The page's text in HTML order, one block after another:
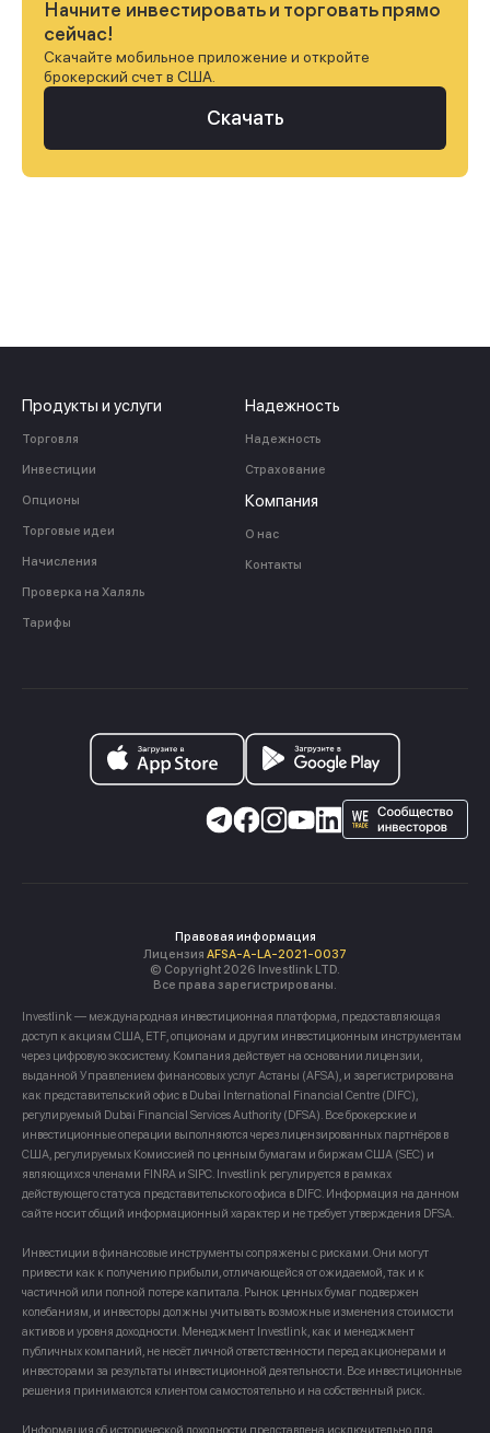
Начните инвестировать и торговать прямо
сейчас!
Скачайте мобильное приложение и откройте
брокерский счет в США.
Скачать
Продукты и услуги
Торговля
Инвестиции
Опционы
Торговые идеи
Начисления
Проверка на Халяль
Тарифы
Надежность
Надежность
Страхование
Компания
О нас
Контакты
Правовая информация
Лицензия AFSA-A-LA-2021-0037
© Copyright 2026 Investlink LTD.
Все права зарегистрированы.
Investlink — международная инвестиционная платформа, предоставляющая
доступ к акциям США, ETF, опционам и другим инвестиционным инструментам
через цифровую экосистему. Компания действует на основании лицензии,
выданной Управлением финансовых услуг Астаны (AFSA), и зарегистрирована
как представительский офис в Dubai International Financial Centre (DIFC),
регулируемый Dubai Financial Services Authority (DFSA). Все брокерские и
инвестиционные операции выполняются через лицензированных партнёров в
США, регулируемых Комиссией по ценным бумагам и биржам США (SEC) и
являющихся членами FINRA и SIPC. Investlink регулируется в рамках
действующего статуса представительского офиса в DIFC. Информация на данном
сайте носит общий информационный характер и не требует утверждения DFSA.
Инвестиции в финансовые инструменты сопряжены с рисками. Они могут
привести как к получению прибыли, отличающейся от ожидаемой, так и к
частичной или полной потере капитала. Рынок ценных бумаг подвержен
колебаниям, и инвесторы должны учитывать возможные изменения стоимости
активов и уровня доходности. Менеджмент Investlink, как и менеджмент
публичных компаний, не несёт личной ответственности перед акционерами и
инвесторами за результаты инвестиционной деятельности. Все инвестиционные
решения принимаются клиентом самостоятельно и на собственный риск.